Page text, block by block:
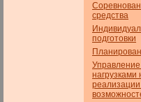
средства
подготовки
нагрузками